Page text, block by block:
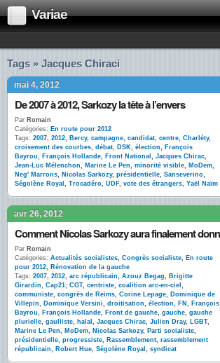
Variae
Tags » Jacques Chiraci
mai 4, 2012
De 2007 à 2012, Sarkozy la tête à l’envers
Par Romain
Catégories: En route pour 2012
Tags: 2007, 2012, Bercy, campagne, candidat, centre, Charléty,
croisement des courbes, débat, DSK, élection, François
Bayrou, François Hollande, Front National , Jacques Chirac,
Jean-Luc Mélenchon, Marine Le Pen, minorité visible, MoDem,
Neg' Marrons, Nicolas Sarkozy, présidentielle, Sanseverino,
Ségolène Royal , Trocadéro, UDF, vote des étrangers, Yaël Naïm
avr 26, 2012
Par Romain
Catégories: Actualités socialistes, Congrès socialiste, En route
pour 2012, Rénovation de la gauche
Tags: 2007, 2012, arc républicain, Azouz Begag, Brigitte
Girardin, Cap21; CGT, centriste, coalition arc-en-ciel ,
communiste, congrès de Reims, Corine Lepage, Dominique de
Villepin, Dominique Versini, droitisation, élection, FN , François
Bayrou, François Hollande, Front de gauche, gauche, gauche
plurielle, gaulliste, halal , Jacques Chirac, Julien Dray, LGBT,
Marine Le Pen, MoDem, Nicolas Sarkozy, Parti socialiste,
présidentielle, progressiste, Rassemblement, rassemblement
républicain, Robert Hue, Ségolène Royal , syndicat